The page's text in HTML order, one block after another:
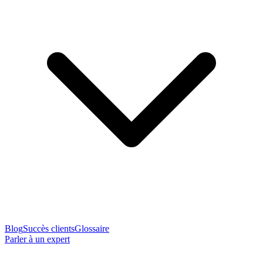
BlogSuccès clientsGlossaire
Parler à un expert